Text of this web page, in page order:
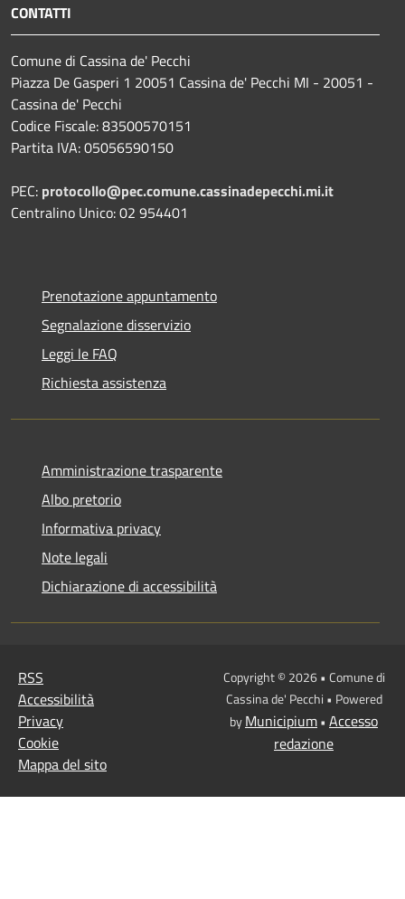
CONTATTI
Comune di Cassina de' Pecchi
Piazza De Gasperi 1 20051 Cassina de' Pecchi MI - 20051 -
Cassina de' Pecchi
Codice Fiscale: 83500570151
Partita IVA: 05056590150
PEC: protocollo@pec.comune.cassinadepecchi.mi.it
Centralino Unico: 02 954401
Prenotazione appuntamento
Segnalazione disservizio
Leggi le FAQ
Richiesta assistenza
Amministrazione trasparente
Albo pretorio
Informativa privacy
Note legali
Dichiarazione di accessibilità
RSS
Accessibilità
Privacy
Cookie
Mappa del sito
Copyright © 2026 • Comune di
Cassina de' Pecchi • Powered
byMunicipium• Accesso
redazione